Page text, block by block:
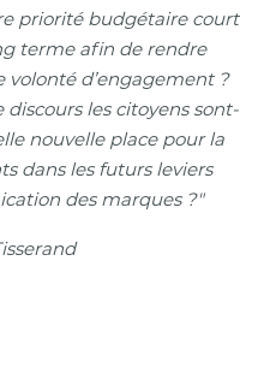
priorité budgétaire court
terme afin de rendre
d’engagement ?
les citoyens sont-
nouvelle place pour la
dans les futurs leviers
des marques ?"